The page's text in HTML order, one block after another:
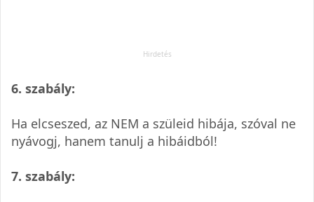
6. szabály:
Ha elcseszed, az NEM a szüleid hibája, szóval ne
nyávogj, hanem tanulj a hibáidból!
7. szabály: